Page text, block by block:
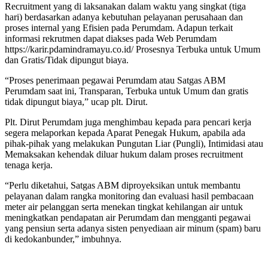
Recruitment yang di laksanakan dalam waktu yang singkat (tiga
hari) berdasarkan adanya kebutuhan pelayanan perusahaan dan
proses internal yang Efisien pada Perumdam. Adapun terkait
informasi rekrutmen dapat diakses pada Web Perumdam
https://karir.pdamindramayu.co.id/ Prosesnya Terbuka untuk Umum
dan Gratis/Tidak dipungut biaya.
“Proses penerimaan pegawai Perumdam atau Satgas ABM
Perumdam saat ini, Transparan, Terbuka untuk Umum dan gratis
tidak dipungut biaya,” ucap plt. Dirut.
Plt. Dirut Perumdam juga menghimbau kepada para pencari kerja
segera melaporkan kepada Aparat Penegak Hukum, apabila ada
pihak-pihak yang melakukan Pungutan Liar (Pungli), Intimidasi atau
Memaksakan kehendak diluar hukum dalam proses recruitment
tenaga kerja.
“Perlu diketahui, Satgas ABM diproyeksikan untuk membantu
pelayanan dalam rangka monitoring dan evaluasi hasil pembacaan
meter air pelanggan serta menekan tingkat kehilangan air untuk
meningkatkan pendapatan air Perumdam dan mengganti pegawai
yang pensiun serta adanya sisten penyediaan air minum (spam) baru
di kedokanbunder,” imbuhnya.